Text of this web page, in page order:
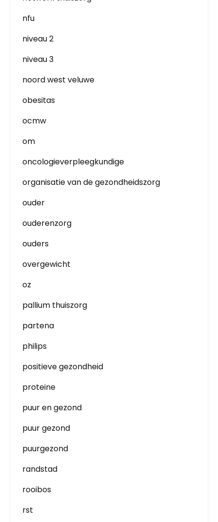
nfu
niveau 2
niveau 3
noord west veluwe
obesitas
ocmw
om
oncologieverpleegkundige
organisatie van de gezondheidszorg
ouder
ouderenzorg
ouders
overgewicht
oz
pallium thuiszorg
partena
philips
positieve gezondheid
proteine
puur en gezond
puur gezond
puurgezond
randstad
rooibos
rst